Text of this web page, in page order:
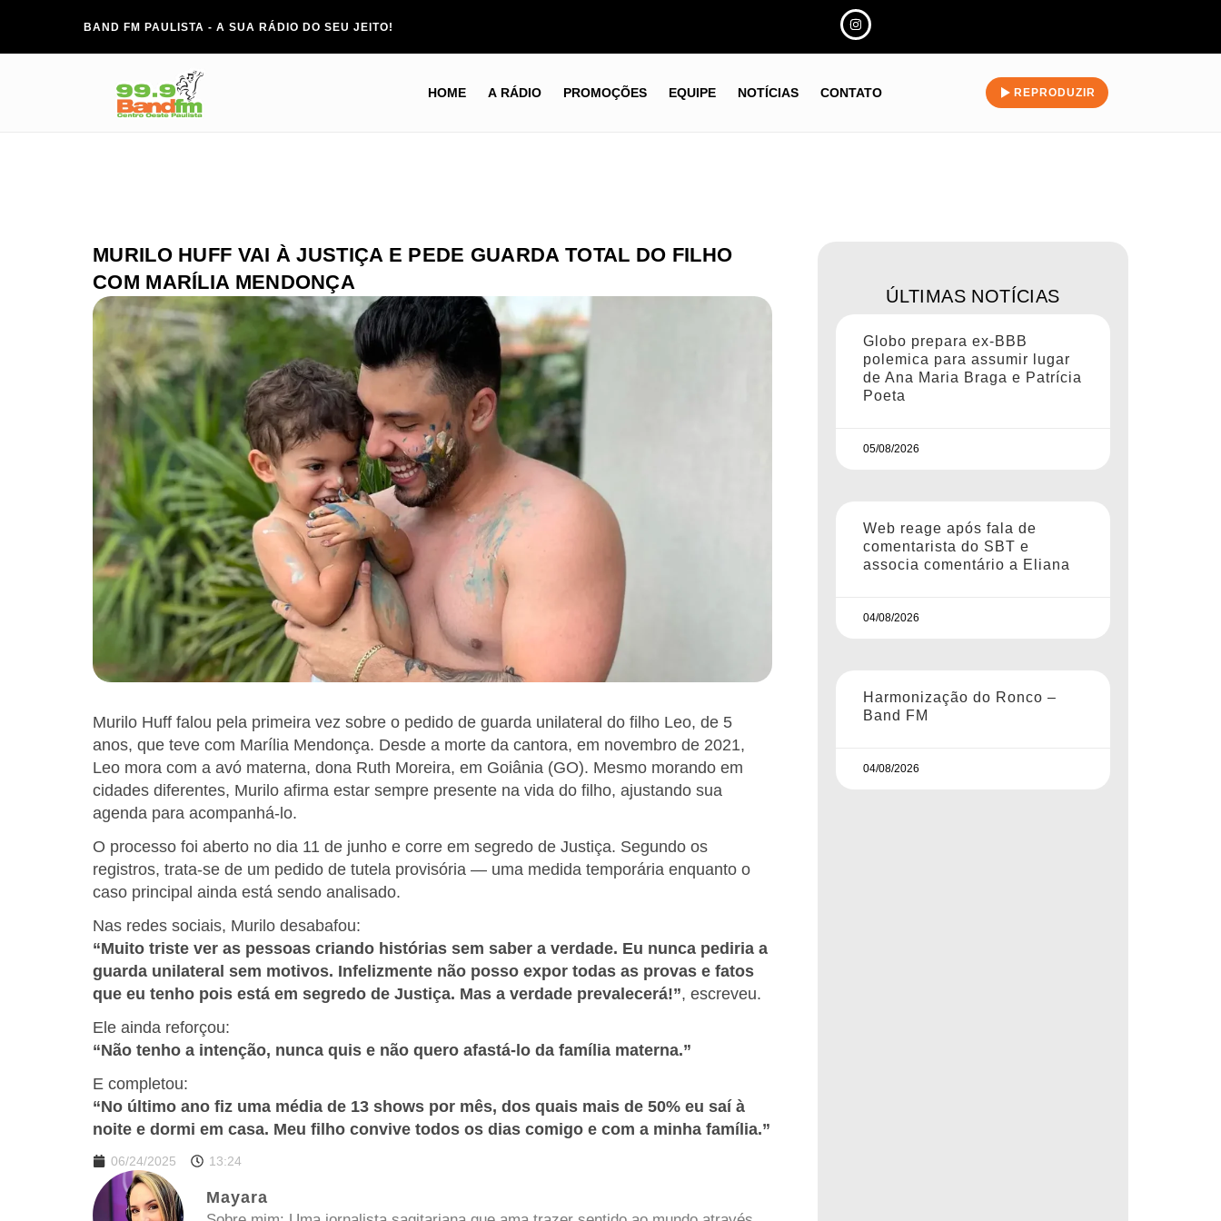
BAND FM PAULISTA - A SUA RÁDIO DO SEU JEITO!
HOME A RÁDIO PROMOÇÕES EQUIPE NOTÍCIAS CONTATO REPRODUZIR
MURILO HUFF VAI À JUSTIÇA E PEDE GUARDA TOTAL DO FILHO
COM MARÍLIA MENDONÇA
Murilo Huff falou pela primeira vez sobre o pedido de guarda unilateral do filho Leo, de 5
anos, que teve com Marília Mendonça. Desde a morte da cantora, em novembro de 2021,
Leo mora com a avó materna, dona Ruth Moreira, em Goiânia (GO). Mesmo morando em
cidades diferentes, Murilo afirma estar sempre presente na vida do filho, ajustando sua
agenda para acompanhá-lo.
O processo foi aberto no dia 11 de junho e corre em segredo de Justiça. Segundo os
registros, trata-se de um pedido de tutela provisória — uma medida temporária enquanto o
caso principal ainda está sendo analisado.
Nas redes sociais, Murilo desabafou:
“Muito triste ver as pessoas criando histórias sem saber a verdade. Eu nunca pediria a
guarda unilateral sem motivos. Infelizmente não posso expor todas as provas e fatos
que eu tenho pois está em segredo de Justiça. Mas a verdade prevalecerá!”, escreveu.
Ele ainda reforçou:
“Não tenho a intenção, nunca quis e não quero afastá-lo da família materna.”
E completou:
“No último ano fiz uma média de 13 shows por mês, dos quais mais de 50% eu saí à
noite e dormi em casa. Meu filho convive todos os dias comigo e com a minha família.”
06/24/2025 13:24
Mayara
ÚLTIMAS NOTÍCIAS
Globo prepara ex-BBB
polemica para assumir lugar
de Ana Maria Braga e Patrícia
Poeta
05/08/2026
Web reage após fala de
comentarista do SBT e
associa comentário a Eliana
04/08/2026
Harmonização do Ronco –
Band FM
04/08/2026